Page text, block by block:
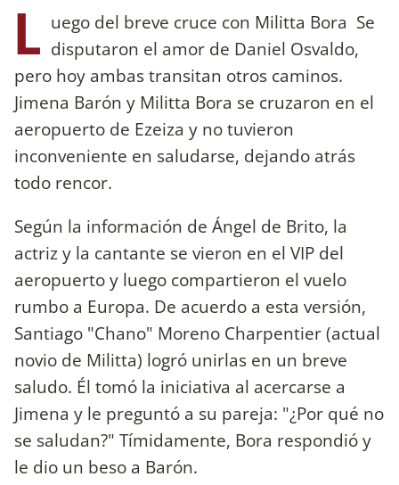
L uego del breve cruce con Militta Bora Se
disputaron el amor de Daniel Osvaldo,
pero hoy ambas transitan otros caminos.
Jimena Barón y Militta Bora se cruzaron en el
aeropuerto de Ezeiza y no tuvieron
inconveniente en saludarse, dejando atrás
todo rencor.
Según la información de Ángel de Brito, la
actriz y la cantante se vieron en el VIP del
aeropuerto y luego compartieron el vuelo
rumbo a Europa. De acuerdo a esta versión,
Santiago "Chano" Moreno Charpentier (actual
novio de Militta) logró unirlas en un breve
saludo. Él tomó la iniciativa al acercarse a
Jimena y le preguntó a su pareja: "¿Por qué no
se saludan?" Tímidamente, Bora respondió y
le dio un beso a Barón.